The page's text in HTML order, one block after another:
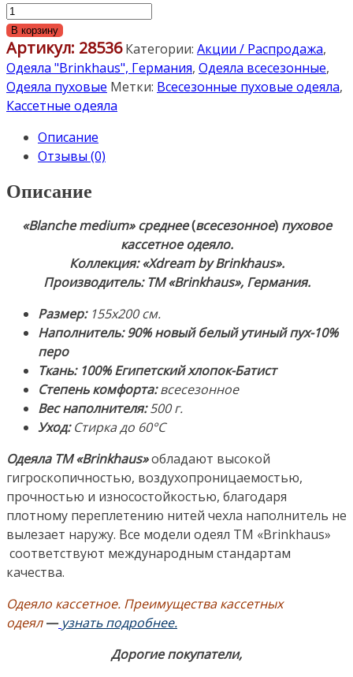
Количество
товара
«Blanche
medium»
155х200см.
Среднее
пуховое
кассетное
Наполнитель:
белый
перо.
Ткань:
Батист
(100%
Египетский
хлопок).
Производитель:
«Brinkhaus»,
Германия
В корзину
Артикул: 28536 Категории: Акции / Распродажа,
Одеяла "Brinkhaus", Германия, Одеяла всесезонные,
Одеяла пуховые Метки: Всесезонные пуховые одеяла,
Кассетные одеяла
Описание
Отзывы (0)
Описание
«Blanche medium» среднее(всесезонное) пуховое
кассетное одеяло.
Коллекция: «Xdream by Brinkhaus».
Производитель: ТМ «Brinkhaus», Германия.
Размер:155х200 см.
Наполнитель: 90% новый белый утиный пух-10%
перо
Ткань: 100% Египетский хлопок-Батист
Степень комфорта:всесезонное
Вес наполнителя:500 г.
Уход: Стирка до 60°С
Одеяла ТМ «Brinkhaus»обладают высокой
гигроскопичностью, воздухопроницаемостью,
прочностью и износостойкостью, благодаря
плотному переплетению нитей чехла наполнитель не
вылезает наружу. Все модели одеял ТМ «Brinkhaus»
соответствуют международным стандартам
качества.
Одеяло кассетное. Преимущества кассетных
одеял — узнать подробнее.
Дорогие покупатели,